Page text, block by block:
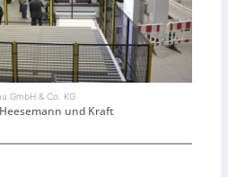
GmbH & Co. KG
und Kraft